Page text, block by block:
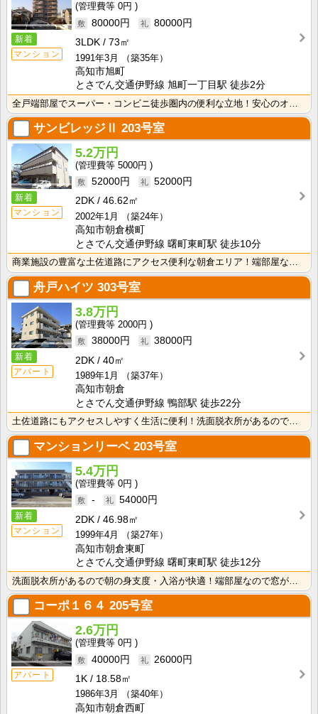
新着
マンション
0円
80000円
80000円
3LDK
73㎡
1991年3月
（築35年）
高知市旭町
とさでん交通伊野線 旭町一丁目駅 徒歩2分
全戸端部屋でスーパー・コンビニ徒歩圏内の便利な立地！安心のオール電化！シャンプードレッサー付で朝の忙･･･
サンビレッジⅡ 203号室
新着
マンション
5.2万円
5000円
52000円
52000円
2DK
46.62㎡
2002年1月
（築24年）
高知市朝倉横町
とさでん交通伊野線 曙町東町駅 徒歩10分
商業施設の豊富な土佐道路にアクセス便利な朝倉エリア！端部屋なので窓が多く、採光性・通風性良好！
舟戸ハイツ 303号室
新着
アパート
3.8万円
2000円
38000円
38000円
2DK
40㎡
1989年1月
（築37年）
高知市朝倉
とさでん交通伊野線 鴨部駅 徒歩22分
土佐道路にもアクセスしやすく生活に便利！洗面脱衣所があるので朝の身支度・入浴が快適！
マンションリーベ203号室
新着
マンション
5.4万円
0円
-
54000円
2DK
46.98㎡
1999年4月
（築27年）
高知市朝倉東町
とさでん交通伊野線 曙町東町駅 徒歩12分
コーポ１６４ 205号室
アパート
2.6万円
0円
40000円
26000円
1K
18.58㎡
1986年3月
（築40年）
高知市朝倉西町